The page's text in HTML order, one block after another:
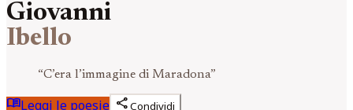
Giovanni
Ibello
“C’era l’immagine di Maradona”
menu_bookLeggi le poesie shareCondividi